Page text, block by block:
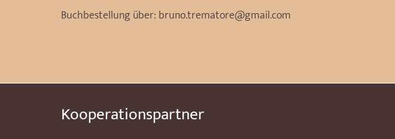
Buchbestellung über: bruno.trematore@gmail.com
Kooperationspartner